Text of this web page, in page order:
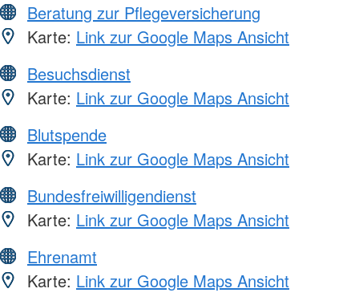
Beratung zur Pflegeversicherung
Karte: Link zur Google Maps Ansicht
Besuchsdienst
Karte: Link zur Google Maps Ansicht
Blutspende
Karte: Link zur Google Maps Ansicht
Bundesfreiwilligendienst
Karte: Link zur Google Maps Ansicht
Ehrenamt
Karte: Link zur Google Maps Ansicht